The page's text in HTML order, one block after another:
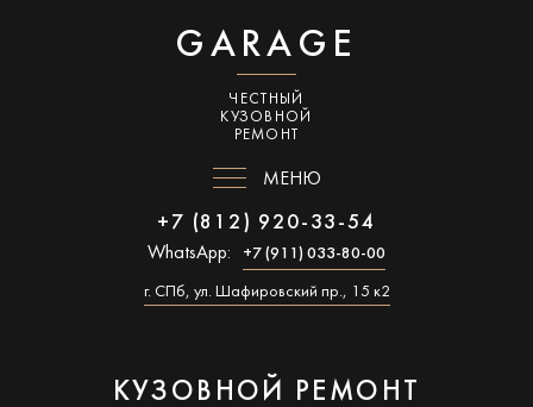
GARAGE
ЧЕСТНЫЙ
КУЗОВНОЙ
РЕМОНТ
МЕНЮ
+7 (812) 920-33-54
WhatsApp: +7 (911) 033-80-00
г. СПб, ул. Шафировский пр., 15 к2
КУЗОВНОЙ РЕМОНТ